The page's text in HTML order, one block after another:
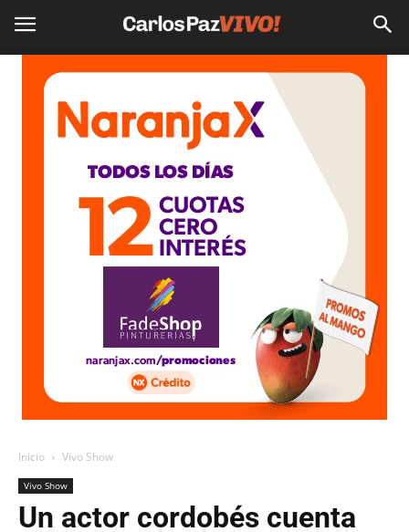
Inicio Vivo Show
Vivo Show
Un actor cordobés cuenta